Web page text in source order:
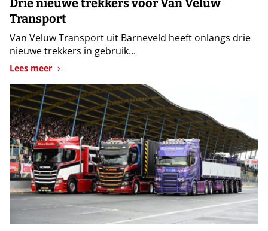
Drie nieuwe trekkers voor Van Veluw
Transport
Van Veluw Transport uit Barneveld heeft onlangs drie
nieuwe trekkers in gebruik...
Lees meer